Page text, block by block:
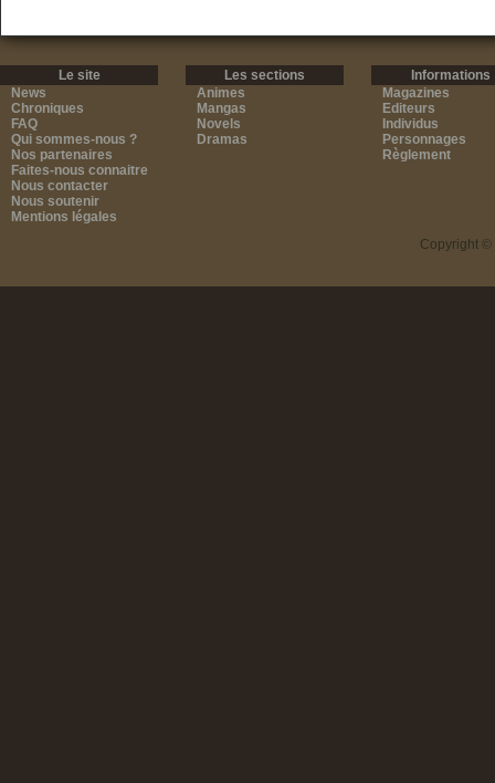
Le site
News
Chroniques
FAQ
Qui sommes-nous ?
Nos partenaires
Faites-nous connaitre
Nous contacter
Nous soutenir
Mentions légales
Les sections
Animes
Mangas
Novels
Dramas
Informations
Magazines
Editeurs
Individus
Personnages
Règlement
Copyright ©